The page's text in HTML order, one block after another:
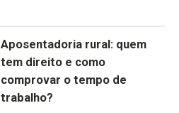
Aposentadoria rural: quem
tem direito e como
comprovar o tempo de
trabalho?